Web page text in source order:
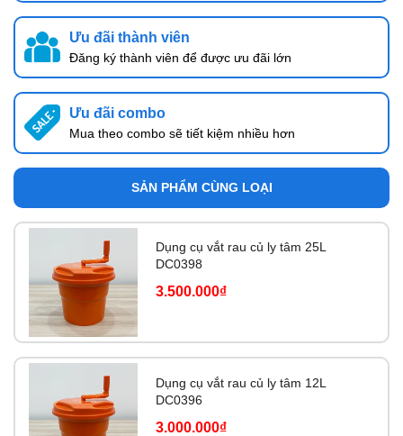
Ưu đãi thành viên
Đăng ký thành viên để được ưu đãi lớn
Ưu đãi combo
Mua theo combo sẽ tiết kiệm nhiều hơn
SẢN PHẨM CÙNG LOẠI
Dụng cụ vắt rau củ ly tâm 25L
DC0398
3.500.000₫
Dụng cụ vắt rau củ ly tâm 12L
DC0396
3.000.000₫